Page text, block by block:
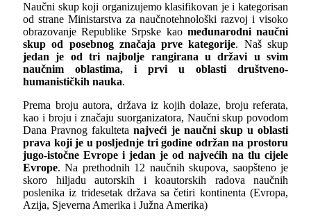
Naučni skup koji organizujemo klasifikovan je i kategorisan
od strane Ministarstva za naučnotehnološki razvoj i visoko
obrazovanje Republike Srpske kao međunarodni naučni
skup od posebnog značaja prve kategorije. Naš skup
jedan je od tri najbolje rangirana u državi u svim
naučnim oblastima, i prvi u oblasti društveno-
humanističkih nauka.
Prema broju autora, država iz kojih dolaze, broju referata,
kao i broju i značaju suorganizatora, Naučni skup povodom
Dana Pravnog fakultetanajveći je naučni skup u oblasti
prava koji je u posljednje tri godine održan na prostoru
jugo-istočne Evrope i jedan je od najvećih na tlu cijele
Evrope. Na prethodnih 12 naučnih skupova, saopšteno je
skoro hiljadu autorskih i koautorskih radova naučnih
poslenika iz tridesetak država sa četiri kontinenta (Evropa,
Azija, Sjeverna Amerika i Južna Amerika)